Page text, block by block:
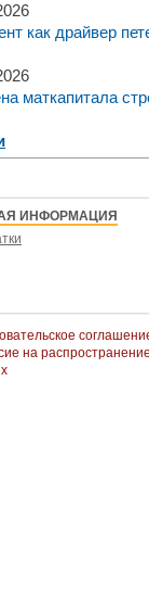
как драйвер
маткапитала
ИНФОРМАЦИЯ
на